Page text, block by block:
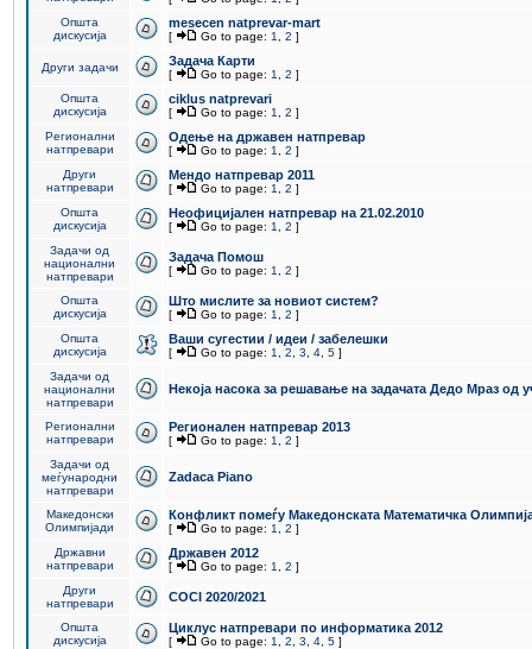
Општа
дискусија
mesecen natprevar-mart
[ Go to page: 1 2 ]
Други задачи Задача Карти
[ Go to page: 1 2 ]
Општа
дискусија
ciklus natprevari
[ Go to page: 1 2 ]
Регионални
натпревари
Одење на државен натпревар
[ Go to page: 1 2 ]
Други
натпревари
Мендо натпревар 2011
[ Go to page: 1 2 ]
Општа
дискусија
Неофицијален натпревар на 21.02.2010
[ Go to page: 1 2 ]
Задачи од
национални
натпревари
Задача Помош
[ Go to page: 1 2 ]
Општа
дискусија
Што мислите за новиот систем?
[ Go to page: 1 2 ]
Општа
дискусија
Ваши сугестии / идеи / забелешки
[ Go to page: 1 2 3 4 5 ]
Задачи од
национални
натпревари
Некоја насока за решавање на задачата Дедо Мраз од
Регионални
натпревари
Регионален натпревар 2013
[ Go to page: 1 2 ]
Задачи од
меѓународни
натпревари
Zadaca Piano
Македонски
Олимпијади
Конфликт помеѓу Македонската Математичка
[ Go to page: 1 2 ]
Државни
натпревари
Државен 2012
[ Go to page: 1 2 ]
Други
натпревари
COCI 2020/2021
Општа
дискусија
Циклус натпревари по информатика 2012
[ Go to page: 1 2 3 4 5 ]